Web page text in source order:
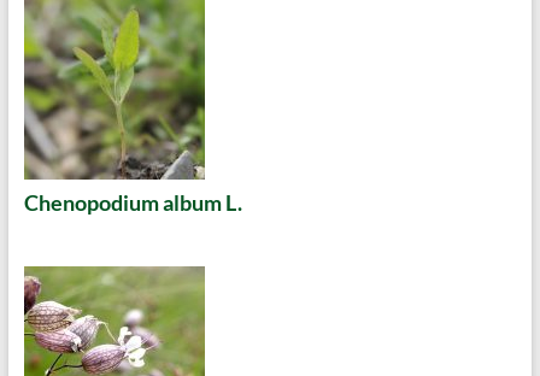
Chenopodium album L.